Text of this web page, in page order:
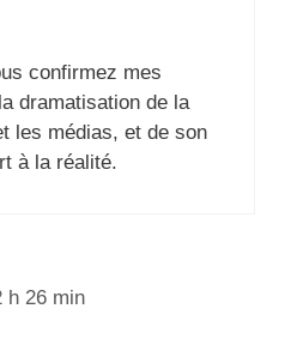
confirmez mes
dramatisation de la
les médias, et de son
à la réalité.
h 26 min